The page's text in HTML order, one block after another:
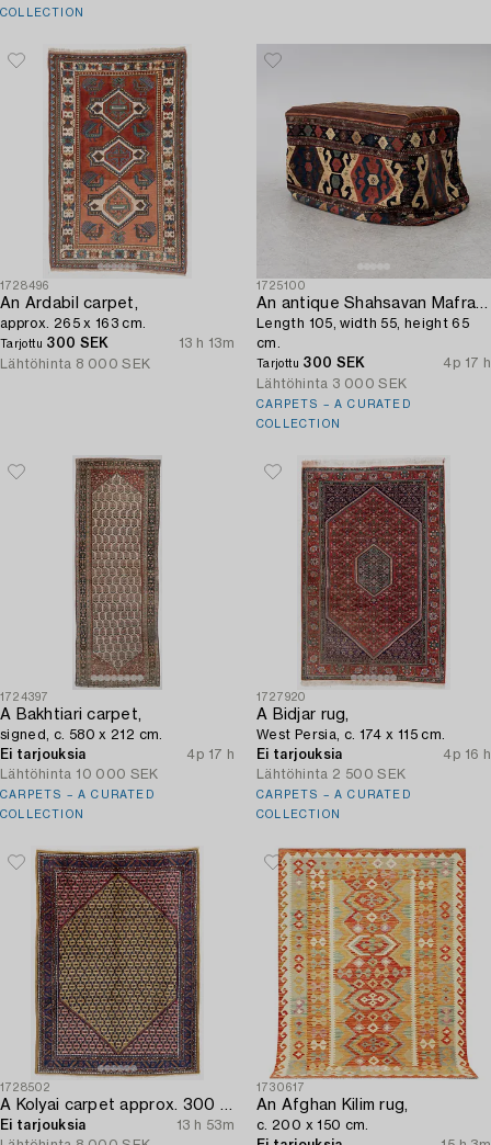
COLLECTION
1728496
An Ardabil carpet,
approx. 265 x 163 cm.
Tarjottu 300 SEK
13 h 13m
Lähtöhinta 8 000 SEK
1725100
Length 105, width 55, height 65
cm.
Tarjottu 300 SEK
4p 17 h
Lähtöhinta 3 000 SEK
CARPETS – A CURATED
COLLECTION
1724397
A Bakhtiari carpet,
signed, c. 580 x 212 cm.
Ei tarjouksia
4p 17 h
Lähtöhinta 10 000 SEK
CARPETS – A CURATED
COLLECTION
1727920
A Bidjar rug,
West Persia, c. 174 x 115 cm.
Ei tarjouksia
4p 16 h
Lähtöhinta 2 500 SEK
CARPETS – A CURATED
COLLECTION
1728502
Ei tarjouksia
13 h 53m
1730617
An Afghan Kilim rug,
c. 200 x 150 cm.